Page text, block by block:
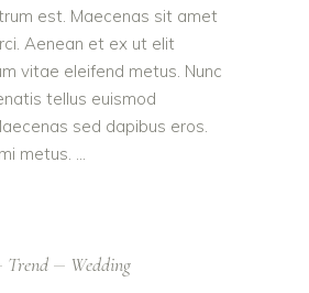
est. Maecenas sit amet
Aenean et ex ut elit
vitae eleifend metus. Nunc
tellus euismod
sed dapibus eros.
metus.
Trend Wedding